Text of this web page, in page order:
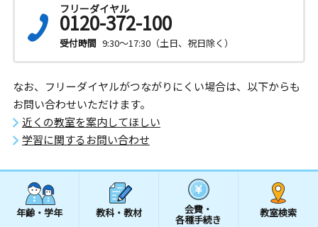
フリーダイヤル
0120-372-100
受付時間 9:30～17:30（土日、祝日除く）
なお、フリーダイヤルがつながりにくい場合は、以下からも
お問い合わせいただけます。
近くの教室を案内してほしい
学習に関するお問い合わせ
年齢・学年 教科・教材 会費・
各種手続き
教室検索